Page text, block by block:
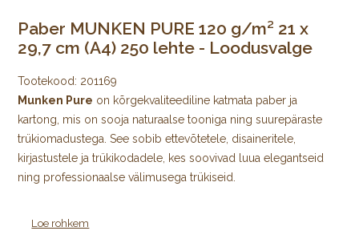
Paber MUNKEN PURE 120 g/m² 21 x
29,7 cm (A4) 250 lehte - Loodusvalge
Tootekood: 201169
Munken Pure on kõrgekvaliteediline katmata paber ja
kartong, mis on sooja naturaalse tooniga ning suurepäraste
trükiomadustega. See sobib ettevõtetele, disaineritele,
kirjastustele ja trükikodadele, kes soovivad luua elegantseid
ning professionaalse välimusega trükiseid.
Munken Pure paber ja kartong on valmistatud kvaliteetsest
Loe rohkem